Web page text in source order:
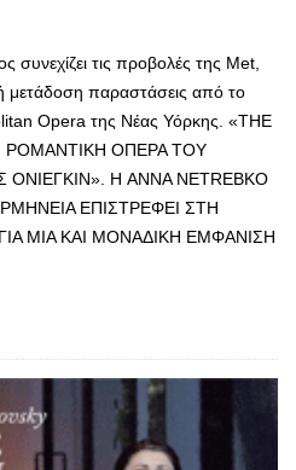
συνεχίζει τις προβολές της Met,
παραστάσεις από το
Opera της Νέας Υόρκης. «THE
ΡΟΜΑΝΤΙΚΗ ΟΠΕΡΑ ΤΟΥ
ΟΝΙΕΓΚΙΝ». Η ANNA NETREBKO
ΕΠΙΣΤΡΕΦΕΙ ΣΤΗ
ΜΙΑ ΚΑΙ ΜΟΝΑΔΙΚΗ ΕΜΦΑΝΙΣΗ